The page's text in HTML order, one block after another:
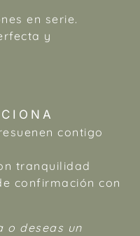
en serie.
y
contigo
tranquilidad
confirmación con
o deseas un